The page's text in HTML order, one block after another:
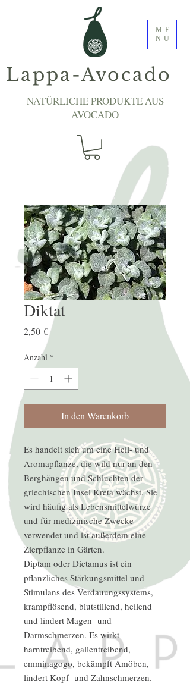
ME
NU
Lappa-Avocado
NATÜRLICHE PRODUKTE AUS
AVOCADO
Diktat
2,50 €Preis
Anzahl *
In den Warenkorb
Es handelt sich um eine Heil- und
Aromapflanze, die wild nur an den
Berghängen und Schluchten der
griechischen Insel Kreta wächst. Sie
wird häufig als Lebensmittelwürze
und für medizinische Zwecke
verwendet und ist außerdem eine
Zierpflanze in Gärten.
Diptam oder Dictamus ist ein
pflanzliches Stärkungsmittel und
Stimulans des Verdauungssystems,
krampflösend, blutstillend, heilend
und lindert Magen- und
Darmschmerzen. Es wirkt
harntreibend, gallentreibend,
emminagogo, bekämpft Amöben,
lindert Kopf- und Zahnschmerzen.